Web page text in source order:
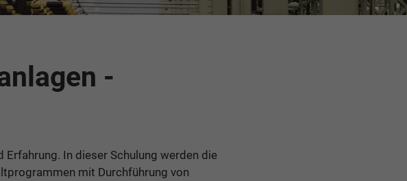
-
In dieser Schulung werden die
mit Durchführung von